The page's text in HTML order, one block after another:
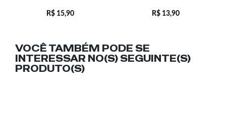
R$ 15,90 R$ 13,90
VOCÊ TAMBÉM PODE SE
INTERESSAR NO(S) SEGUINTE(S)
PRODUTO(S)